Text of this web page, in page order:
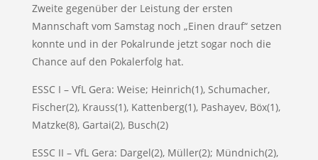
Zweite gegenüber der Leistung der ersten
Mannschaft vom Samstag noch „Einen drauf“ setzen
konnte und in der Pokalrunde jetzt sogar noch die
Chance auf den Pokalerfolg hat.
ESSC I – VfL Gera: Weise; Heinrich(1), Schumacher,
Fischer(2), Krauss(1), Kattenberg(1), Pashayev, Böx(1),
Matzke(8), Gartai(2), Busch(2)
ESSC II – VfL Gera: Dargel(2), Müller(2); Mündnich(2),